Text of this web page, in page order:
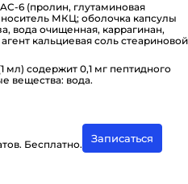
6 (пролин, глу­та­ми­но­вая
носитель МКЦ; оболочка капсулы
вода очищенная, ка­р­ра­ги­нан,
каль­ци­е­вая соль сте­а­ри­но­вой
мл) содержит 0,1 мг пе­п­ти­д­но­го
вещества: вода.
Бесплатно.
Записаться